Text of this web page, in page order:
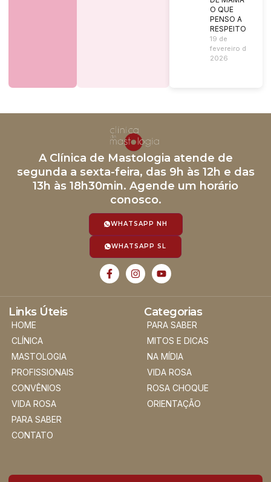
O QUE
PENSO A
RESPEITO?
19 de
fevereiro de
2026
A Clínica de Mastologia atende de
segunda a sexta-feira, das 9h às 12h e das
13h às 18h30min. Agende um horário
conosco.
WHATSAPP NH
WHATSAPP SL
Links Úteis
HOME
CLÍNICA
MASTOLOGIA
PROFISSIONAIS
CONVÊNIOS
VIDA ROSA
PARA SABER
CONTATO
Categorias
PARA SABER
MITOS E DICAS
NA MÍDIA
VIDA ROSA
ROSA CHOQUE
ORIENTAÇÃO